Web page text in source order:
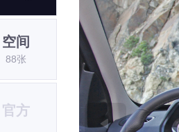
空间
88张
官方